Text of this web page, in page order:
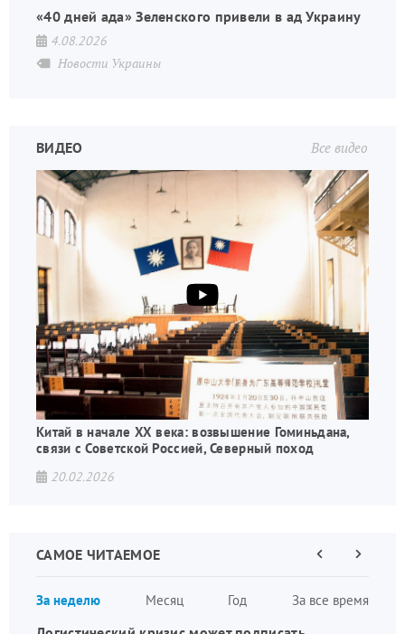
«40 дней ада» Зеленского привели в ад Украину
4.08.2026
Новости Украины
Все видео
ВИДЕО
Китай в начале XX века: возвышение Гоминьдана,
связи с Советской Россией, Северный поход
20.02.2026
САМОЕ ЧИТАЕМОЕ
За неделю Месяц Год За все время
страниц
ПредыдущаяСледующая